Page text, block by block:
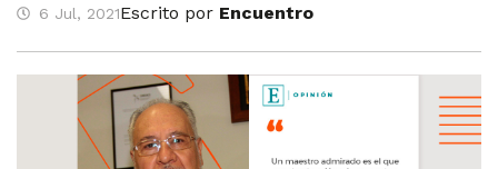
6 Jul, 2021Escrito por Encuentro